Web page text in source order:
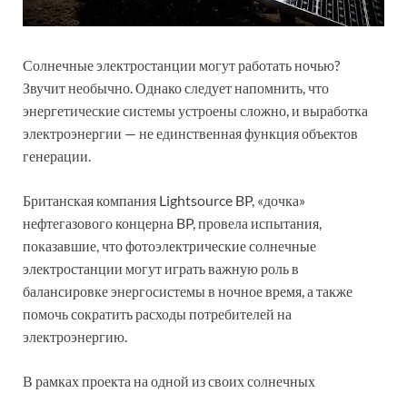
Солнечные электростанции могут работать ночью?
Звучит необычно. Однако следует напомнить, что
энергетические системы устроены сложно, и выработка
электроэнергии — не единственная функция объектов
генерации.
Британская компания Lightsource BP, «дочка»
нефтегазового концерна BP, провела испытания,
показавшие, что фотоэлектрические солнечные
электростанции могут играть важную роль в
балансировке энергосистемы в ночное время, а также
помочь сократить расходы потребителей на
электроэнергию.
В рамках проекта на одной из своих солнечных